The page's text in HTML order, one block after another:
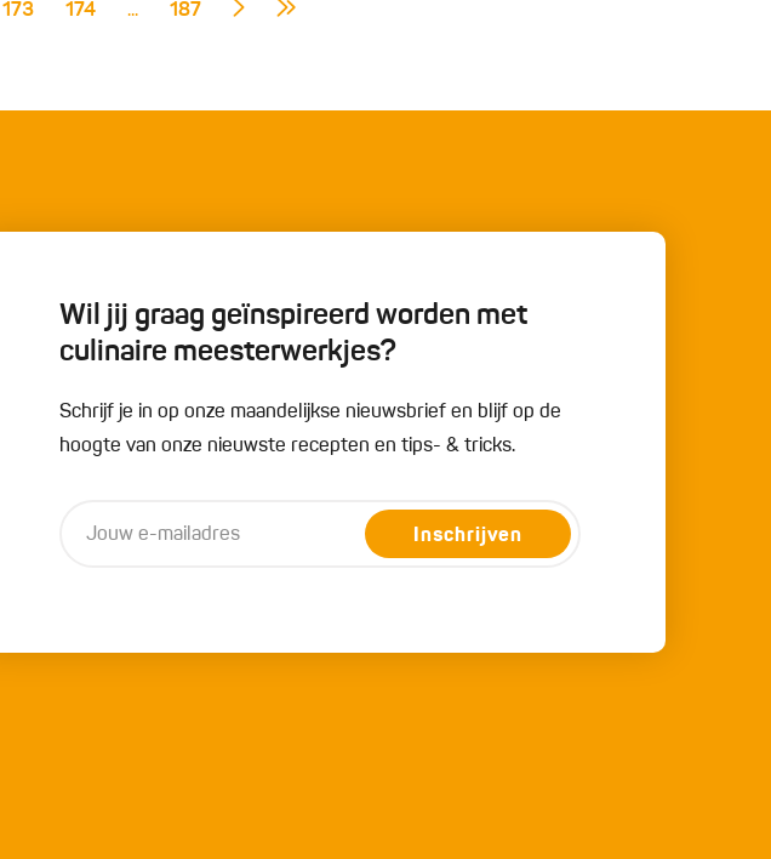
173 174 ... 187
Wil jij graag geïnspireerd worden met
culinaire meesterwerkjes?
Schrijf je in op onze maandelijkse nieuwsbrief en blijf op de
hoogte van onze nieuwste recepten en tips- & tricks.
Inschrijven